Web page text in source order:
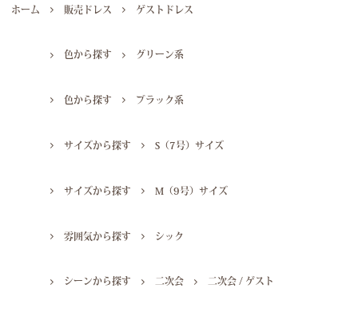
ホーム 販売ドレス ゲストドレス
色から探す グリーン系
色から探す ブラック系
サイズから探す S（7号）サイズ
サイズから探す M（9号）サイズ
雰囲気から探す シック
シーンから探す 二次会 二次会 / ゲスト